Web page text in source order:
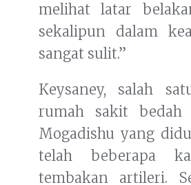
melihat latar
sekalipun dalam
sangat sulit.”
Keysaney, salah
rumah sakit
Mogadishu yang
telah beberapa
tembakan artileri.